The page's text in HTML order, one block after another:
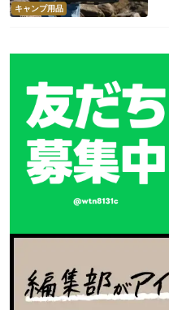
キャンプ用品